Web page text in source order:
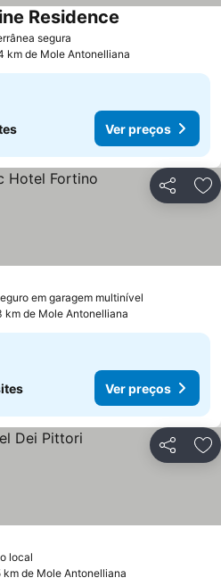
segura
Residence
km de Mole Antonelliana
Ver preços
Partilhar
em garagem multinível
km de Mole Antonelliana
Ver preços
Partilhar
local
km de Mole Antonelliana